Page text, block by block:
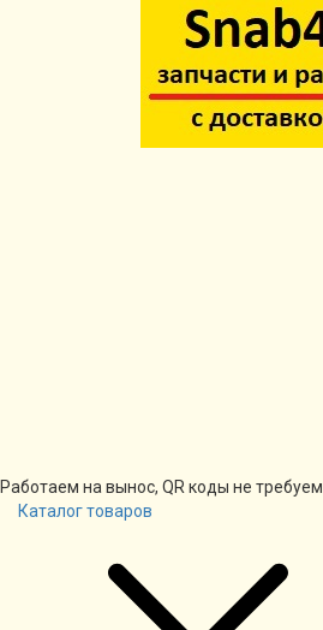
Работаем на вынос, QR коды не требуем.
Каталог товаров